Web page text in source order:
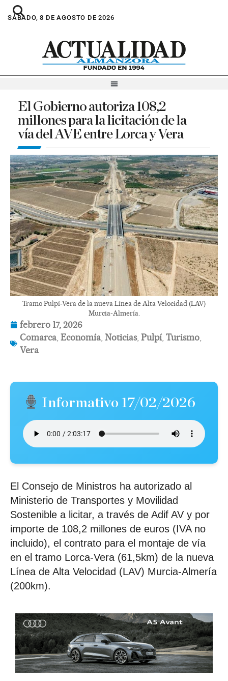
SÁBADO, 8 DE AGOSTO DE 2026
El Gobierno autoriza 108,2
millones para la licitación de la
vía del AVE entre Lorca y Vera
Tramo Pulpí-Vera de la nueva Línea de Alta Velocidad (LAV)
Murcia-Almería.
febrero 17, 2026
Comarca, Economía, Noticias, Pulpí, Turismo,
Vera
Informativo 17/02/2026
El Consejo de Ministros ha autorizado al
Ministerio de Transportes y Movilidad
Sostenible a licitar, a través de Adif AV y por
importe de 108,2 millones de euros (IVA no
incluido), el contrato para el montaje de vía
en el tramo Lorca-Vera (61,5km) de la nueva
Línea de Alta Velocidad (LAV) Murcia-Almería
(200km).